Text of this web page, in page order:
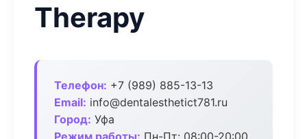
Therapy
Телефон: +7 (989) 885-13-13
Email: info@dentalesthetict781.ru
Город: Уфа
Режим работы: Пн-Пт: 08:00-20:00,